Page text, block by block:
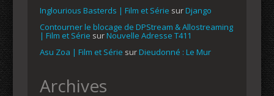
Inglourious Basterds | Film et Série surDjango
Contourner le blocage de DPStream & Allostreaming
| Film et Série surNouvelle Adresse T411
Asu Zoa | Film et Série surDieudonné : Le Mur
Archives